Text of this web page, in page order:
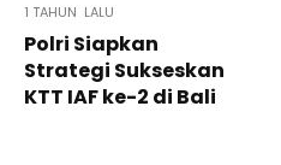
1 TAHUN LALU
Polri Siapkan
Strategi Sukseskan
KTT IAF ke-2 di Bali